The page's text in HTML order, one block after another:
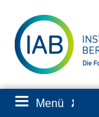
zum
Inhalt
≡ Menü ✘